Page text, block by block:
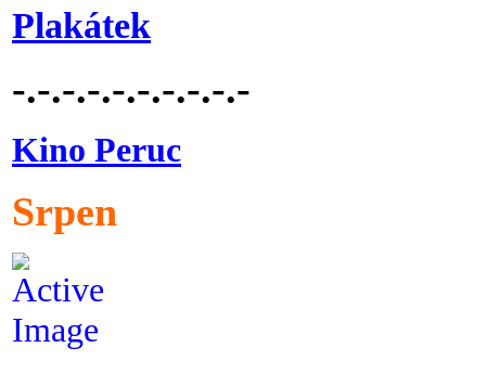
Plakátek
-.-.-.-.-.-.-.-.-.-
Kino Peruc
Srpen